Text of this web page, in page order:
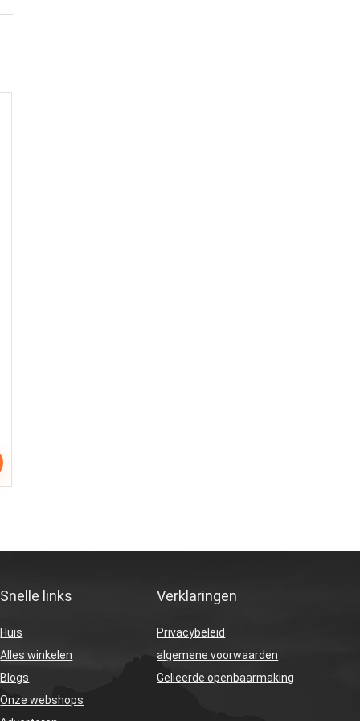
Snelle links
Huis
Alles winkelen
Blogs
Onze webshops
Verklaringen
Privacybeleid
algemene voorwaarden
Gelieerde openbaarmaking